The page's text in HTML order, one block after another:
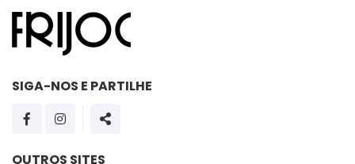
SIGA-NOS E PARTILHE
PÁGINA DO FACEBOOK
PÁGINA DO INSTAGRAM
SHARE
OUTROS SITES